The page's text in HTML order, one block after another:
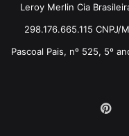
Leroy Merlin Cia
298.176.665.115
Pascoal Pais, nº 525, 5º